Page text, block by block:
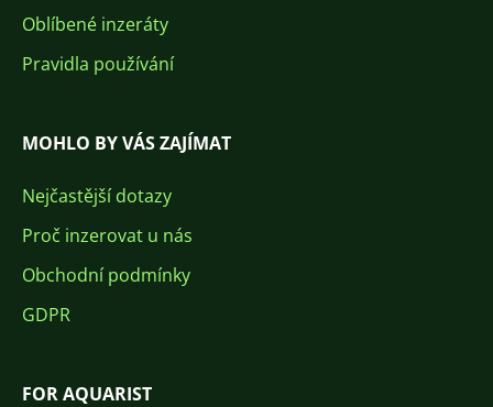
Oblíbené inzeráty
Pravidla používání
MOHLO BY VÁS ZAJÍMAT
Nejčastější dotazy
Proč inzerovat u nás
Obchodní podmínky
GDPR
FOR AQUARIST